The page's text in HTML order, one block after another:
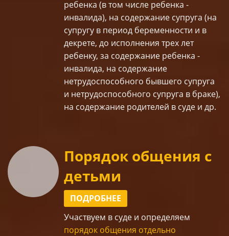
ребенка (в том числе ребенка -
инвалида), на содержание супруга (на
супругу в период беременности и в
декрете, до исполнения трех лет
ребенку, за содержание ребенка -
инвалида, на содержание
нетрудоспособного бывшего супруга
и нетрудоспособного супруга в браке),
на содержание родителей в суде и др.
Порядок общения с
детьми
ПОДРОБНЕЕ
Участвуем в суде и определяем
порядок общения отдельно